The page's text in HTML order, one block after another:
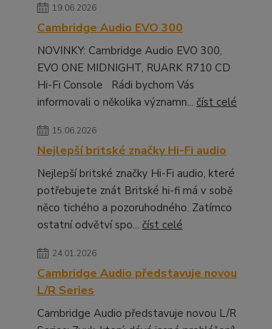
19.06.2026
Cambridge Audio EVO 300
NOVINKY: Cambridge Audio EVO 300,
EVO ONE MIDNIGHT, RUARK R710 CD
Hi-Fi Console Rádi bychom Vás
informovali o několika významn... číst celé
15.06.2026
Nejlepší britské značky Hi-Fi audio
Nejlepší britské značky Hi-Fi audio, které
potřebujete znát Britské hi-fi má v sobě
něco tichého a pozoruhodného. Zatímco
ostatní odvětví spo... číst celé
24.01.2026
Cambridge Audio představuje novou
L/R Series
Cambridge Audio představuje novou L/R